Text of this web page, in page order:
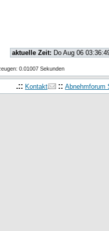
aktuelle Zeit: Do Aug 06
0.01007 Sekunden
.:: Kontakt :: Abnehmforum